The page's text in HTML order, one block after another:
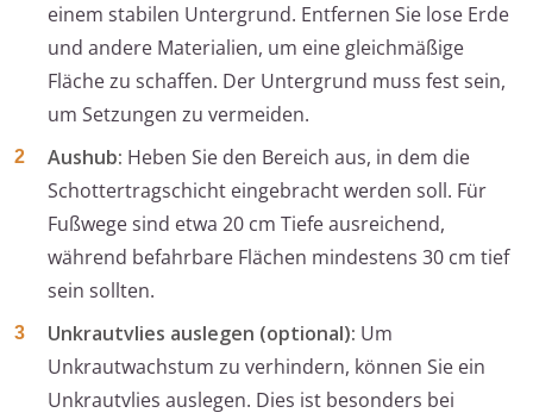
einem stabilen Untergrund. Entfernen Sie lose Erde
und andere Materialien, um eine gleichmäßige
Fläche zu schaffen. Der Untergrund muss fest sein,
um Setzungen zu vermeiden.
Aushub: Heben Sie den Bereich aus, in dem die
Schottertragschicht eingebracht werden soll. Für
Fußwege sind etwa 20 cm Tiefe ausreichend,
während befahrbare Flächen mindestens 30 cm tief
sein sollten.
Unkrautvlies auslegen (optional): Um
Unkrautwachstum zu verhindern, können Sie ein
Unkrautvlies auslegen. Dies ist besonders bei